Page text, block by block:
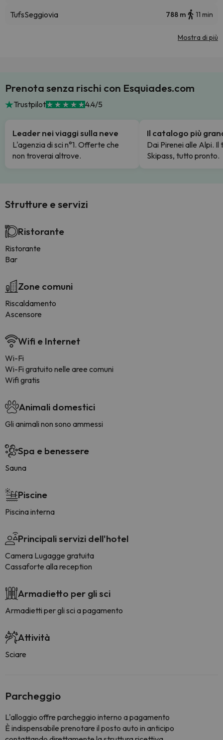
TufsSeggiovia 788 m 11 min
Mostra di più
Prenota senza rischi con Esquiades.com
Trustpilot 4.4/5
Leader nei viaggi sulla neve
L'agenzia di sci n°1. Offerte che
non troverai altrove.
Il catalogo più
Dai Pirenei alle Alpi. Il
Skipass, tutto pronto.
Strutture e servizi
Ristorante
Ristorante
Bar
Zone comuni
Riscaldamento
Ascensore
Wifi e Internet
Wi-Fi
Wi-Fi gratuito nelle aree comuni
Wifi gratis
Animali domestici
Gli animali non sono ammessi
Spa e benessere
Sauna
Piscine
Piscina interna
Principali servizi dell'hotel
Camera Lugagge gratuita
Cassaforte alla reception
Armadietto per gli sci
Armadietti per gli sci a pagamento
Attività
Sciare
Parcheggio
L'alloggio offre parcheggio interno a pagamento
È indispensabile prenotare il posto auto in anticipo